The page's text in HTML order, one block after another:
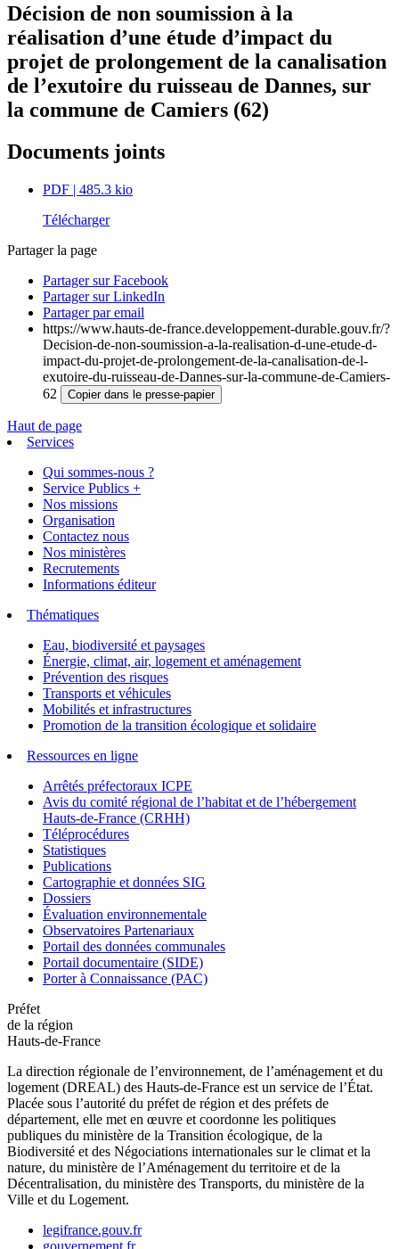
Décision de non soumission à la
réalisation d’une étude d’impact du
projet de prolongement de la canalisation
de l’exutoire du ruisseau de Dannes, sur
la commune de Camiers (62)
Documents joints
PDF | 485.3 kio
Télécharger
Partager la page
Partager sur Facebook
Partager sur LinkedIn
Partager par email
https://www.hauts-de-france.developpement-durable.gouv.fr/?
Decision-de-non-soumission-a-la-realisation-d-une-etude-d-
impact-du-projet-de-prolongement-de-la-canalisation-de-l-
exutoire-du-ruisseau-de-Dannes-sur-la-commune-de-Camiers-
62
Copier dans le presse-papier
Haut de page
Services
Qui sommes-nous ?
Service Publics +
Nos missions
Organisation
Contactez nous
Nos ministères
Recrutements
Informations éditeur
Thématiques
Eau, biodiversité et paysages
Énergie, climat, air, logement et aménagement
Prévention des risques
Transports et véhicules
Mobilités et infrastructures
Promotion de la transition écologique et solidaire
Ressources en ligne
Arrêtés préfectoraux ICPE
Avis du comité régional de l’habitat et de l’hébergement
Hauts-de-France (CRHH)
Téléprocédures
Statistiques
Publications
Cartographie et données SIG
Dossiers
Évaluation environnementale
Observatoires Partenariaux
Portail des données communales
Portail documentaire (SIDE)
Porter à Connaissance (PAC)
Préfet
de la région
Hauts-de-France
La direction régionale de l’environnement, de l’aménagement et du
logement (DREAL) des Hauts-de-France est un service de l’État.
Placée sous l’autorité du préfet de région et des préfets de
département, elle met en œuvre et coordonne les politiques
publiques du ministère de la Transition écologique, de la
Biodiversité et des Négociations internationales sur le climat et la
nature, du ministère de l’Aménagement du territoire et de la
Décentralisation, du ministère des Transports, du ministère de la
Ville et du Logement.
legifrance.gouv.fr
gouvernement.fr